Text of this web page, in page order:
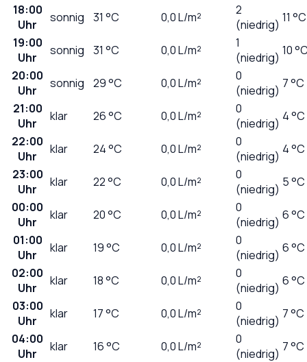
18:00
Uhr
sonnig 31 °C 0,0L/m²
2
(niedrig) 11 °C
19:00
Uhr
sonnig 31 °C 0,0L/m²
1
(niedrig) 10
20:00
Uhr
sonnig 29°C 0,0L/m²
0
(niedrig) 7 °C
21:00
Uhr
klar 26°C 0,0L/m²
0
(niedrig) 4 °C
22:00
Uhr
klar 24°C 0,0L/m²
0
(niedrig) 4 °C
23:00
Uhr
klar 22°C 0,0L/m²
0
(niedrig) 5 °C
00:00
Uhr
klar 20°C 0,0L/m²
0
(niedrig) 6 °C
01:00
Uhr
klar 19°C 0,0L/m²
0
(niedrig) 6 °C
02:00
Uhr
klar 18°C 0,0L/m²
0
(niedrig) 6 °C
03:00
Uhr
klar 17°C 0,0L/m²
0
(niedrig) 7 °C
04:00
Uhr
klar 16°C 0,0L/m²
0
(niedrig) 7 °C